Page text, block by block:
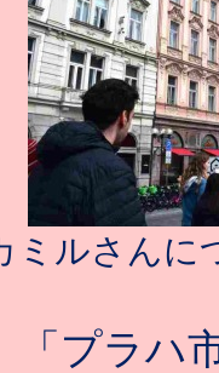
ミルさんに
プラハ